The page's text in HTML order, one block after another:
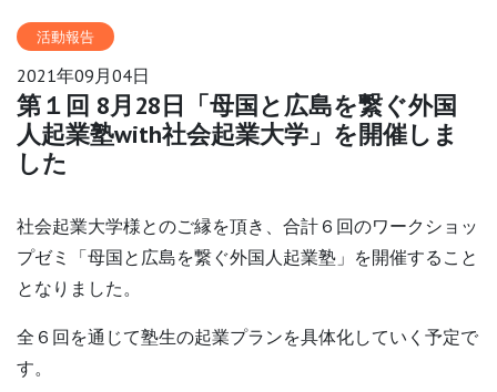
2021年09月04日
第１回 8月28日「母国と広島を繋ぐ外国
人起業塾with社会起業大学」を開催しま
した
社会起業大学様とのご縁を頂き、合計６回のワークショッ
プゼミ「母国と広島を繋ぐ外国人起業塾」を開催すること
となりました。
全６回を通じて塾生の起業プランを具体化していく予定で
す。